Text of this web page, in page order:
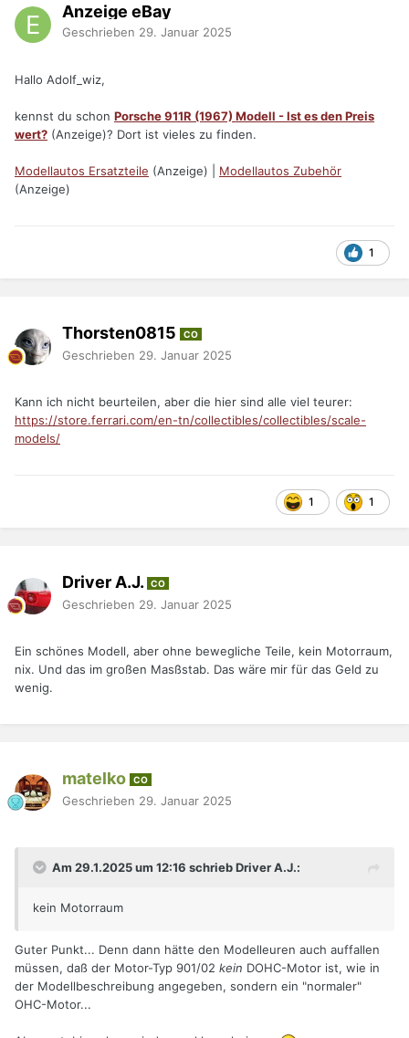
Anzeige eBay
Geschrieben 29. Januar 2025
Hallo Adolf_wiz,
kennst du schon Porsche 911R (1967) Modell - Ist es den Preis
wert? (Anzeige)? Dort ist vieles zu finden.
Modellautos Ersatzteile (Anzeige) | Modellautos Zubehör
(Anzeige)
1
Thorsten0815 CO
Geschrieben 29. Januar 2025
Kann ich nicht beurteilen, aber die hier sind alle viel teurer:
https://store.ferrari.com/en-tn/collectibles/collectibles/scale-
models/
1 1
Driver A.J. CO
Geschrieben 29. Januar 2025
Ein schönes Modell, aber ohne bewegliche Teile, kein Motorraum,
nix. Und das im großen Masßstab. Das wäre mir für das Geld zu
wenig.
matelko CO
Geschrieben 29. Januar 2025
Am 29.1.2025 um 12:16 schrieb Driver A.J.:
kein Motorraum
Guter Punkt... Denn dann hätte den Modelleuren auch auffallen
müssen, daß der Motor-Typ 901/02 kein DOHC-Motor ist, wie in
der Modellbeschreibung angegeben, sondern ein "normaler"
OHC-Motor...